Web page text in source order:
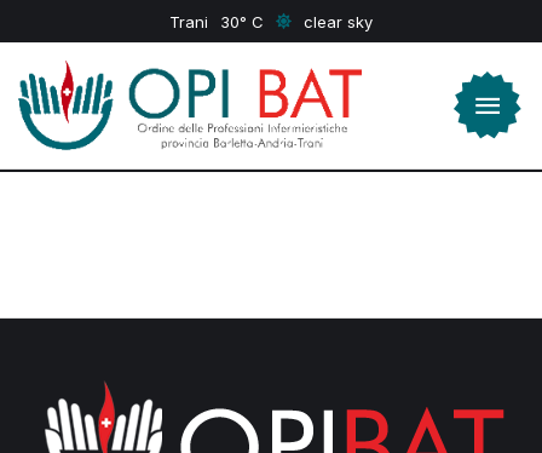
Trani 30 clear sky